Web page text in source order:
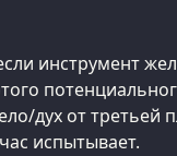
инструмент
дух от третьей
испытывает.